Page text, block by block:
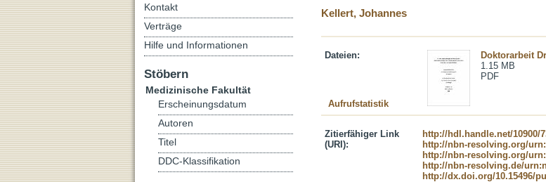
Kellert, Johannes
Dateien:
Doktorarbeit
1.15 MB
PDF
Aufrufstatistik
Zitierfähiger Link
(URI):
http://hdl.handle.net/10900/
http://nbn-resolving.org/
http://nbn-resolving.org/
http://nbn-resolving.de/
http://dx.doi.org/10.15496/
Kontakt
Verträge
Hilfe und Informationen
Stöbern
Medizinische Fakultät
Erscheinungsdatum
Autoren
Titel
DDC-Klassifikation